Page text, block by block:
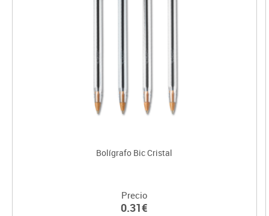
Bolígrafo Bic Cristal
Precio
0.31€